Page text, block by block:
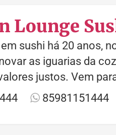
Lounge
sushi há 20 anos,
as iguarias da
justos. Vem
85981151444